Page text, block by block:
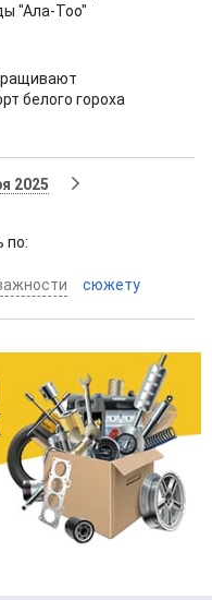
"Ала-Тоо"
белого гороха
2025
по:
сюжету